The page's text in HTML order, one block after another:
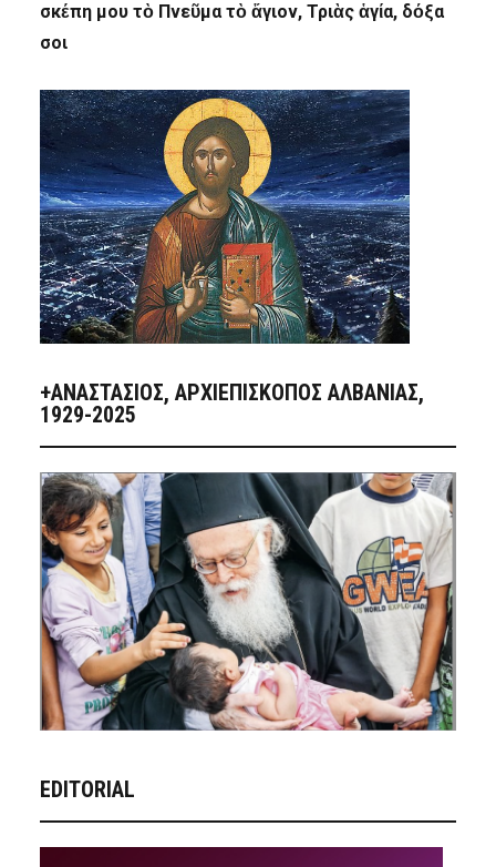
σκέπη μου τὸ Πνεῦμα τὸ ἅγιον, Τριὰς ἁγία, δόξα
σοι
+ΑΝΑΣΤΆΣΙΟΣ, ΑΡΧΙΕΠΊΣΚΟΠΟΣ ΑΛΒΑΝΊΑΣ,
1929-2025
EDITORIAL